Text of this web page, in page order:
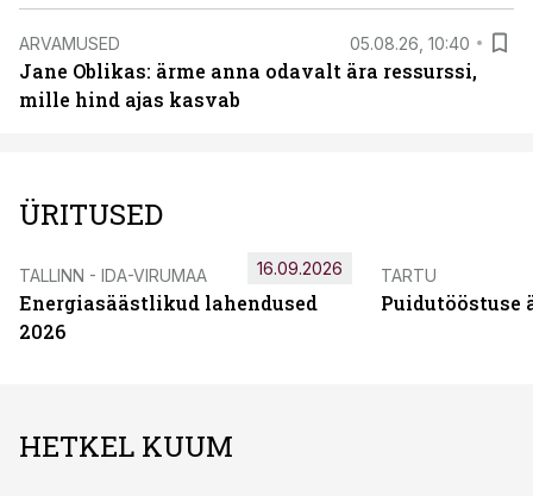
ARVAMUSED 05.08.26, 10:40
Jane Oblikas: ärme anna odavalt ära ressurssi,
mille hind ajas kasvab
ÜRITUSED
TALLINN - IDA-VIRUMAA
Energiasäästlikud lahendused
2026
16.09.2026 TARTU
Puidutööstuse
HETKEL KUUM